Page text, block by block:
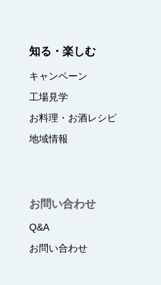
知る・楽しむ
キャンペーン
工場見学
お料理・お酒レシピ
地域情報
お問い合わせ
Q&A
お問い合わせ